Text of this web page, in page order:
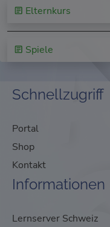
Elternkurs
Spiele
Schnellzugriff
Portal
Shop
Kontakt
Informationen
Lernserver Schweiz